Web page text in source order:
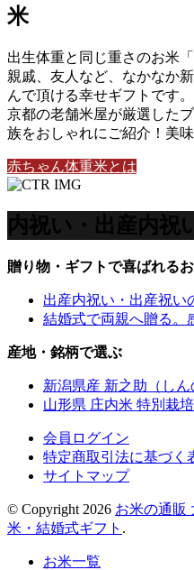
米
出生体重と同じ重さのお米
親戚、友人など、なかなか
んで頂ける幸せギフトです。
京都の老舗米屋が厳選した
族をおしゃれにご紹介！美
赤ちゃん体重米とは
内祝い・出産内祝
贈り物・ギフトで喜ばれる
出産内祝い・出産祝い
結婚式で両親へ贈る。
産地・銘柄で選ぶ
新潟県産 新之助（しん
山形県 庄内米 特別栽
会員ログイン
特定商取引法に基づく
サイトマップ
© Copyright 2026 お米の通販
米・結婚式ギフト .
お米一覧